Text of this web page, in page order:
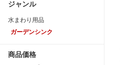
ジャンル
水まわり用品
ガーデンシンク
商品価格